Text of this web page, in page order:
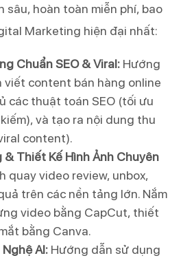
sâu, hoàn toàn miễn phí, bao
Marketing hiện đại nhất:
Chuẩn SEO & Viral: Hướng
viết content bán hàng online
các thuật toán SEO (tối ưu
và tạo ra nội dung thu
content).
Thiết Kế Hình Ảnh Chuyên
quay video review, unbox,
trên các nền tảng lớn. Nắm
video bằng CapCut, thiết
bằng Canva.
AI: Hướng dẫn sử dụng